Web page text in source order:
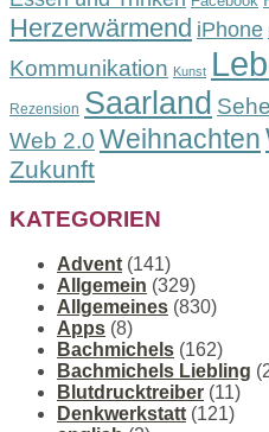
Herzerwärmend iPhone
Kommunikation Kunst
Rezension Saarland
Web 2.0 Weihnachten
Zukunft
KATEGORIEN
Advent (141)
Allgemein (329)
Allgemeines (830)
Apps (8)
Bachmichels (162)
Bachmichels Liebling
Blutdrucktreiber (11)
Denkwerkstatt (121)